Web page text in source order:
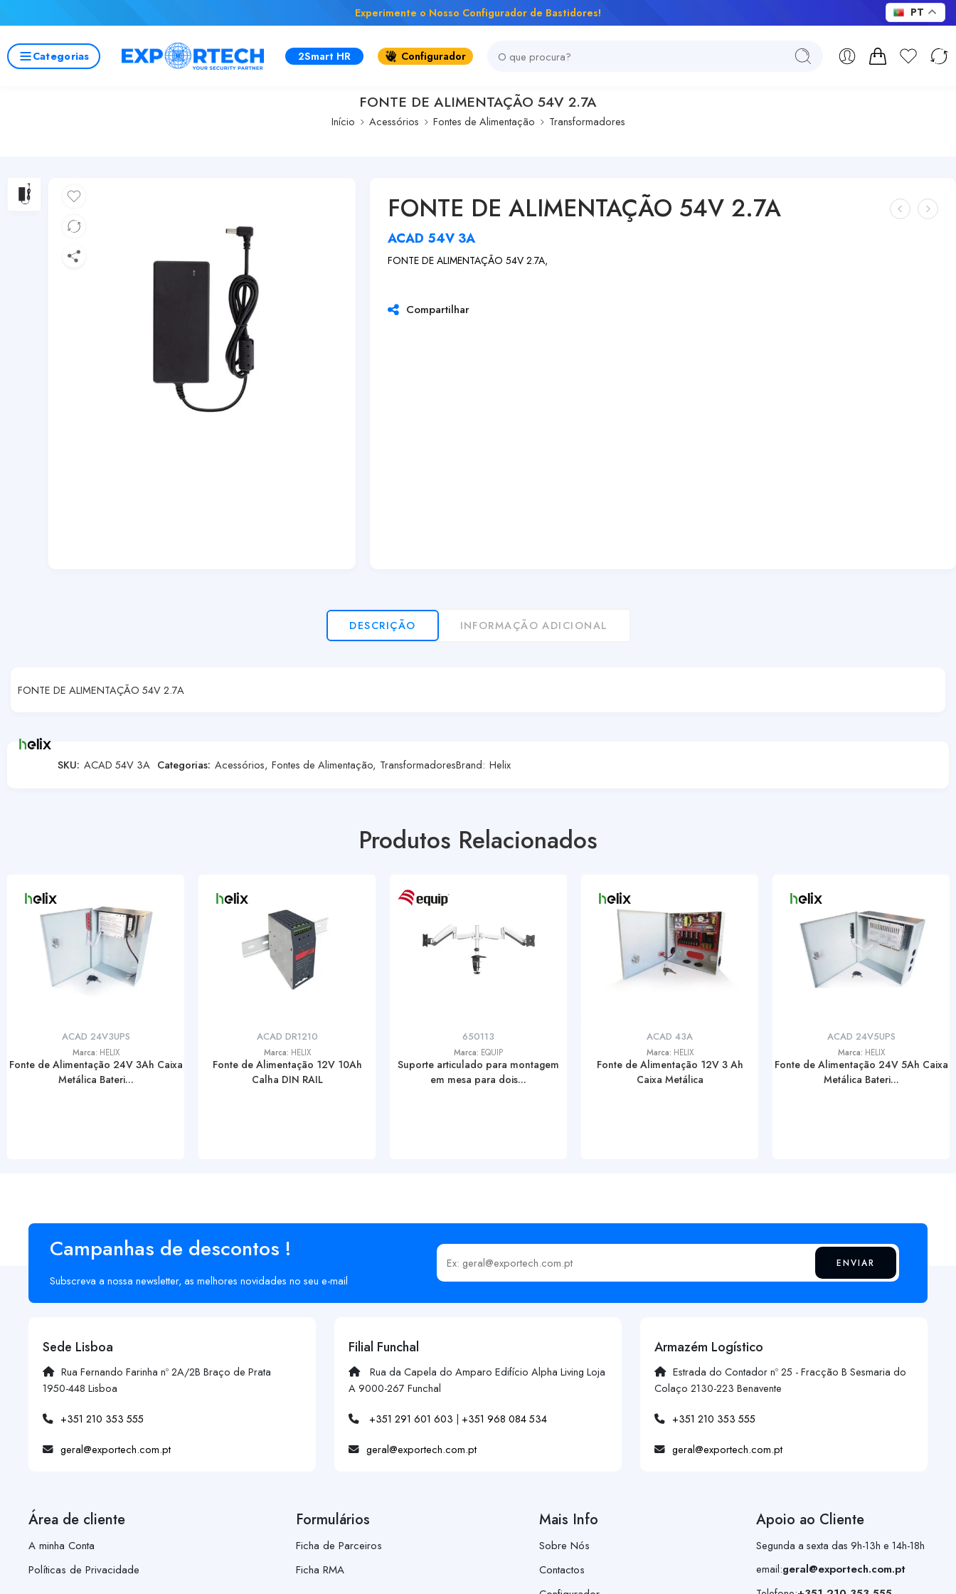
Experimente o Nosso Configurador de Bastidores!
Categorias 2Smart HR Configurador
FONTE DE ALIMENTAÇÃO 54V 2.7A
Início Acessórios Fontes de Alimentação Transformadores
FONTE DE ALIMENTAÇÃO 54V 2.7A
ACAD 54V 3A
FONTE DE ALIMENTAÇÃO 54V 2.7A,
Compartilhar
DESCRIÇÃO INFORMAÇÃO ADICIONAL
FONTE DE ALIMENTAÇÃO 54V 2.7A
SKU: ACAD 54V 3A Categorias: Acessórios, Fontes de Alimentação, TransformadoresBrand: Helix
Produtos Relacionados
ACAD 24V3UPS
Marca: HELIX
Fonte de Alimentação 24V 3Ah Caixa
Metálica Bateri...
ACAD DR1210
Marca: HELIX
Fonte de Alimentação 12V 10Ah
Calha DIN RAIL
650113
Marca: EQUIP
Suporte articulado para montagem
em mesa para dois...
ACAD 43A
Marca: HELIX
Fonte de Alimentação 12V 3 Ah
Caixa Metálica
ACAD 24V5UPS
Marca: HELIX
Fonte de Alimentação 24V 5Ah Caixa
Metálica Bateri...
Campanhas de descontos !
Subscreva a nossa newsletter, as melhores novidades no seu e-mail
Insira o seu email ENVIAR
Sede Lisboa
Rua Fernando Farinha nº 2A/2B Braço de Prata
1950-448 Lisboa
+351 210 353 555
geral@exportech.com.pt
Filial Funchal
Rua da Capela do Amparo Edifício Alpha Living Loja
A 9000-267 Funchal
+351 291 601 603 | +351 968 084 534
geral@exportech.com.pt
Armazém Logístico
Estrada do Contador nº 25 - Fracção B Sesmaria do
Colaço 2130-223 Benavente
+351 210 353 555
geral@exportech.com.pt
Área de cliente
A minha Conta
Políticas de Privacidade
Formulários
Ficha de Parceiros
Ficha RMA
Mais Info
Sobre Nós
Contactos
Apoio ao Cliente
Segunda a sexta das 9h-13h e 14h-18h
email:geral@exportech.com.pt
PT